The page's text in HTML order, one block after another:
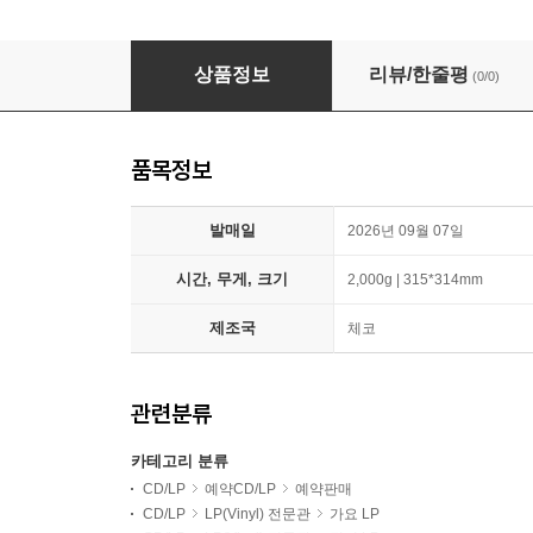
하현상 - 2집 : New Boat [컬러 LP]
상품정보 리뷰/한줄평 (0/0)
품목정보
발매일 2026년 09월 07일
시간, 무게, 크기 2,000g | 315*314mm
제조국 체코
관련분류
카테고리 분류
CD/LP 예약CD/LP
예약판매
CD/LP
LP(Vinyl) 전문관
가요 LP